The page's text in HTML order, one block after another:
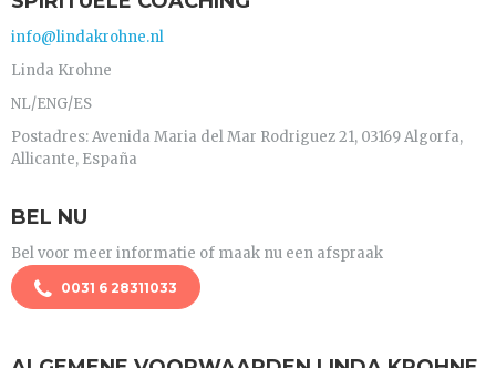
info@lindakrohne.nl
Linda Krohne
NL/ENG/ES
Postadres: Avenida Maria del Mar Rodriguez 21, 03169 Algorfa,
Allicante, España
BEL NU
Bel voor meer informatie of maak nu een afspraak
0031 6 28311033